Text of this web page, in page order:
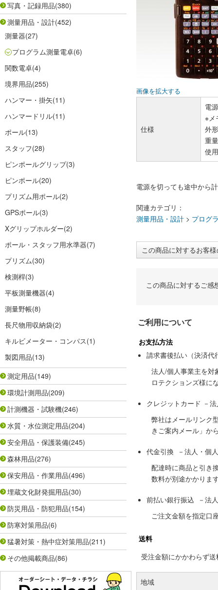
写真・記録用品(380)
測量用品・設計(452)
測量器(27)
プログラム測量電卓(6)
関数電卓(4)
境界用品(255)
ハンマー・掛矢(11)
ハンマードリル(11)
ポール(13)
スタッフ(28)
ピンポールグリップ(3)
ピンポール(20)
プリズム用ポール(2)
GPSポール(3)
Xグリップホルダー(2)
ポール・スタッフ用水準器(7)
プリズム(30)
検測桿(3)
平板測量機器(4)
測量野帳(8)
長尺物用収納袋(2)
キルビメーター・コンパス(1)
製図用品(13)
測定用品(149)
環境計測用品(209)
計測機器・試験機(246)
水質・水位測定用品(204)
安全用品・保護装備(245)
森林用品(276)
保安用品・作業用品(496)
埋蔵文化財発掘用品(30)
防災用品・防犯用品(154)
防寒対策用品(6)
猛暑対策・熱中症対策用品(211)
その他掲載商品(86)
画像を拡大する
仕様
電
※メ
外
重
使
電源を切っても途中から
関連カテゴリ：
測量用品・設計 > プログ
この商品に対するお客
この商品に対するご感
ご利用について
お支払方法
請求書後払い（決済代
法人/個人事業主を対
ロテクションズ様に
クレジットカード －
弊社はメールリンク
きご案内メール」か
代金引換 －法人・個
配達時に商品と引き
数料が別途かかりま
前払い銀行振込 －法
ご注文金額を指定口
送料
受注金額にかかわらず
地域